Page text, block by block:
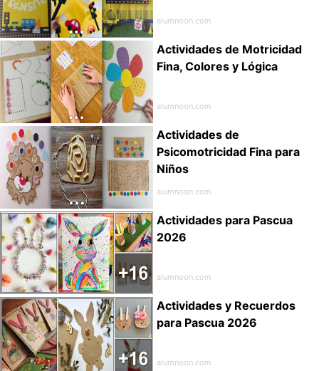
alumnoon.com
Actividades de Motricidad
Fina, Colores y Lógica
alumnoon.com
Actividades de
Psicomotricidad Fina para
Niños
alumnoon.com
Actividades para Pascua
2026
alumnoon.com
Actividades y Recuerdos
para Pascua 2026
alumnoon.com